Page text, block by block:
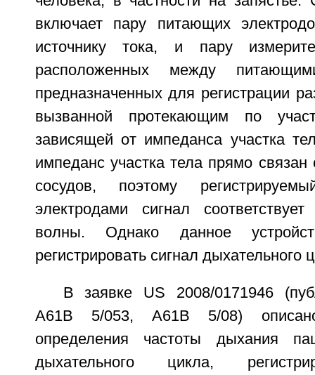
включает пару питающих
источнику тока, и пару
расположенных между
предназначенных для регистрации
вызванной протекающим по
зависящей от импеданса участка
импеданс участка тела прямо
сосудов, поэтому
электродами сигнал
волны. Однако данное
регистрировать сигнал дыхательного
В заявке US 2008/0171946
А61В 5/053, А61В 5/08)
определения частоты дыхания
дыхательного цикла,